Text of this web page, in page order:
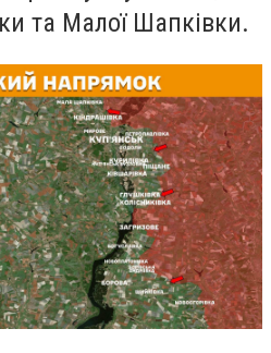
та Малої Шапківки.